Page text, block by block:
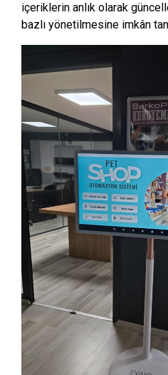
içeriklerin anlık olarak
bazlı yönetilmesine imkân